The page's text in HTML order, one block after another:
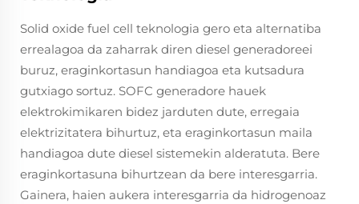
Solid oxide fuel cell teknologia gero eta alternatiba
errealagoa da zaharrak diren diesel generadoreei
buruz, eraginkortasun handiagoa eta kutsadura
gutxiago sortuz. SOFC generadore hauek
elektrokimikaren bidez jarduten dute, erregaia
elektrizitatera bihurtuz, eta eraginkortasun maila
handiagoa dute diesel sistemekin alderatuta. Bere
eraginkortasuna bihurtzean da bere interesgarria.
Gainera, haien aukera interesgarria da hidrogenoaz